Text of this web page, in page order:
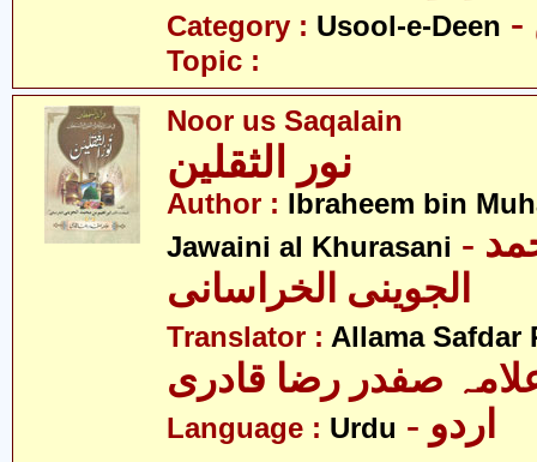
Category : Usool-e-Deen
Topic :
Noor us Saqalain
نور الثقلین
Author : Ibraheem bin
Jawaini al Khurasani - ابراھیم بن محمد
الجوینی الخراسانی
Translator : Allama Safdar
صفدر رضا قادری
Language : Urdu - اردو